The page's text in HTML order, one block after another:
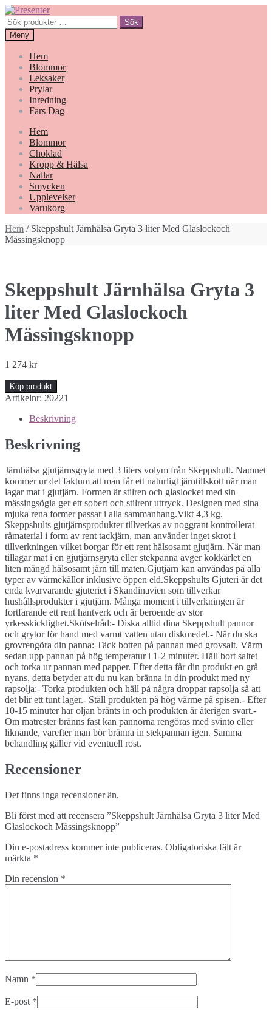
Hoppa
till
navigering
Gå
till
innehåll
Sök
efter:
Sök
Meny
Hem
Blommor
Leksaker
Prylar
Inredning
Fars Dag
Hem
Blommor
Choklad
Kropp & Hälsa
Nallar
Smycken
Upplevelser
Varukorg
Hem / Skeppshult Järnhälsa Gryta 3 liter Med Glaslockoch
Mässingsknopp
Skeppshult Järnhälsa Gryta 3
liter Med Glaslockoch
Mässingsknopp
1 274 kr
Köp produkt
Artikelnr: 20221
Beskrivning
Beskrivning
Järnhälsa gjutjärnsgryta med 3 liters volym från Skeppshult. Namnet
kommer ur det faktum att man får ett naturligt järntillskott när man
lagar mat i gjutjärn. Formen är stilren och glaslocket med sin
mässingsögla ger ett sobert och stilrent uttryck. Designen med sina
mjuka rena former passar i alla sammanhang.Vikt 4,3 kg.
Skeppshults gjutjärnsprodukter tillverkas av noggrant kontrollerat
råmaterial i form av rent tackjärn, man använder inget skrot i
tillverkningen vilket borgar för ett rent hälsosamt gjutjärn. När man
tillagar mat i en gjutjärnsgryta eller stekpanna avger kokkärlet en
liten mängd hälsosamt järn till maten.Gjutjärn kan användas på alla
typer av värmekällor inklusive öppen eld.Skeppshults Gjuteri är det
enda kvarvarande gjuteriet i Skandinavien som tillverkar
hushållsprodukter i gjutjärn. Många moment i tillverkningen är
fortfarande ett rent hantverk och är beroende av stor
yrkesskicklighet.Skötselråd:- Diska alltid dina Skeppshult pannor
och grytor för hand med varmt vatten utan diskmedel.- När du ska
grovrengöra din panna: Täck botten på pannan med grovsalt. Värm
sedan upp pannan på hög temperatur i 1-2 minuter. Häll bort saltet
och torka ur pannan med papper. Efter detta får din produkt en grå
nyans, detta betyder att du nu kan bränna in din produkt med ny
rapsolja:- Torka produkten och häll på några droppar rapsolja så att
det blir ett tunt lager.- Ställ produkten på hög värme på spisen.- Efter
10-15 minuter har oljan bränts in och produkten är återigen svart.-
Om matrester bränns fast kan pannorna rengöras med svinto eller
liknande, varefter man bör bränna in stekpannan igen. Samma
behandling gäller vid eventuell rost.
Recensioner
Det finns inga recensioner än.
Bli först med att recensera ”Skeppshult Järnhälsa Gryta 3 liter Med
Glaslockoch Mässingsknopp”
Din e-postadress kommer inte publiceras. Obligatoriska fält är
märkta *
Din recension *
Namn *
E-post *